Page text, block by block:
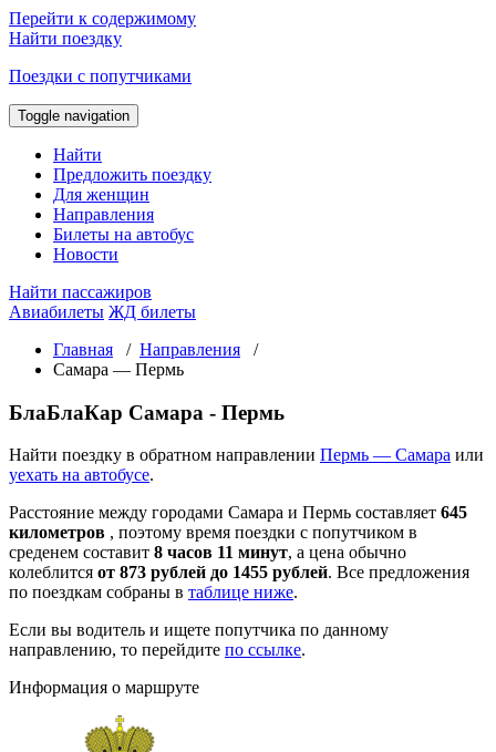
Перейти к содержимому
Найти поездку
Поездки с попутчиками
Toggle navigation
Найти
Предложить поездку
Для женщин
Направления
Билеты на автобус
Новости
Найти пассажиров
Авиабилеты ЖД билеты
Главная / Направления /
Самара — Пермь
БлаБлаКар Самара - Пермь
Найти поездку в обратном направлении Пермь — Самара или
уехать на автобусе.
Расстояние между городами Самара и Пермь составляет 645
километров , поэтому время поездки с попутчиком в
среденем составит 8 часов 11 минут, а цена обычно
колеблится от 873 рублей до 1455 рублей. Все предложения
по поездкам собраны в таблице ниже.
Если вы водитель и ищете попутчика по данному
направлению, то перейдите по ссылке.
Информация о маршруте